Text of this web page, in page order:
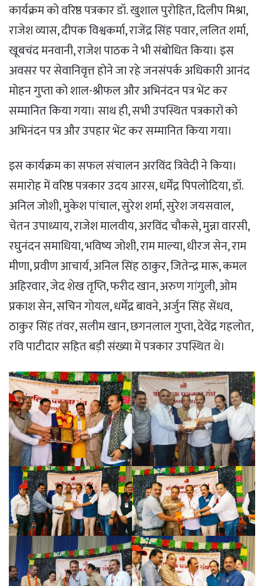
कार्यक्रम को वरिष्ठ पत्रकार डॉ. खुशाल पुरोहित, दिलीप मिश्रा,
राजेश व्यास, दीपक विश्वकर्मा, राजेंद्र सिंह पवार, ललित शर्मा,
खूबचंद मनवानी, राजेश पाठक ने भी संबोधित किया। इस
अवसर पर सेवानिवृत्त होने जा रहे जनसंपर्क अधिकारी आनंद
मोहन गुप्ता को शाल-श्रीफल और अभिनंदन पत्र भेंट कर
सम्मानित किया गया। साथ ही, सभी उपस्थित पत्रकारों को
अभिनंदन पत्र और उपहार भेंट कर सम्मानित किया गया।
इस कार्यक्रम का सफल संचालन अरविंद त्रिवेदी ने किया।
समारोह में वरिष्ठ पत्रकार उदय आरस, धर्मेंद्र पिपलोदिया, डॉ.
अनिल जोशी, मुकेश पांचाल, सुरेश शर्मा, सुरेश जयसवाल,
चेतन उपाध्याय, राजेश मालवीय, अरविंद चौकसे, मुन्ना वारसी,
रघुनंदन समाधिया, भविष्य जोशी, राम माल्या, धीरज सेन, राम
मीणा, प्रवीण आचार्य, अनिल सिंह ठाकुर, जितेन्द्र मारू, कमल
अहिरवार, जेद शेख तृप्ति, फरीद खान, अरुण गांगुली, ओम
प्रकाश सेन, सचिन गोयल, धर्मेंद्र बावने, अर्जुन सिंह सेंधव,
ठाकुर सिंह तंवर, सलीम खान, छगनलाल गुप्ता, देवेंद्र गहलोत,
रवि पाटीदार सहित बड़ी संख्या में पत्रकार उपस्थित थे।